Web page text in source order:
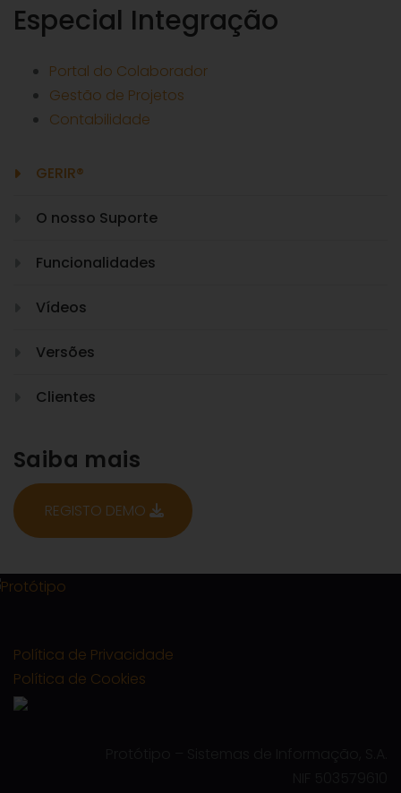
Especial Integração
Portal do Colaborador
Gestão de Projetos
Contabilidade
GERIR®
O nosso Suporte
Funcionalidades
Vídeos
Versões
Clientes
Saiba mais
REGISTO DEMO
Política de Privacidade
Política de Cookies